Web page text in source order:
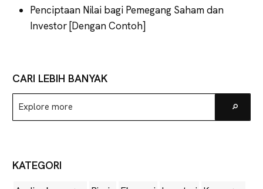
Penciptaan Nilai bagi Pemegang Saham dan
Investor [Dengan Contoh]
CARI LEBIH BANYAK
Explore
more
KATEGORI